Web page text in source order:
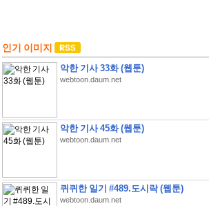
인기 이미지
악한 기사 33화 (웹툰)
webtoon.daum.net
악한 기사 45화 (웹툰)
webtoon.daum.net
퀴퀴한 일기 #489.도시락 (웹툰)
webtoon.daum.net